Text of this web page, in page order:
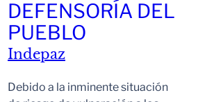
DEFENSORÍA DEL
PUEBLO
Indepaz
Debido a la inminente situación